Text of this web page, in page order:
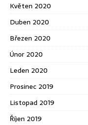
Květen 2020
Duben 2020
Březen 2020
Únor 2020
Leden 2020
Prosinec 2019
Listopad 2019
Říjen 2019